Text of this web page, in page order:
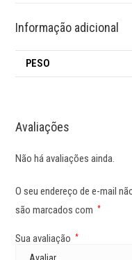
Informação adicional
PESO
Avaliações
Não há avaliações ainda.
O seu endereço de e-mail
são marcados com
*
Sua avaliação *